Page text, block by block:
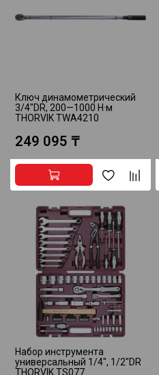
Ключ динамометрический
3/4"DR, 200—1000 Н·м
THORVIK TWA4210
249 095 ₸
Набор инструмента
универсальный 1/4", 1/2"DR
THORVIK TS077